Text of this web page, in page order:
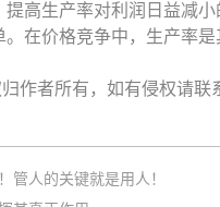
高生产率对利润日益减
在价格竞争中，生产率是
作者所有，如有侵权请联
管人的关键就是用人！